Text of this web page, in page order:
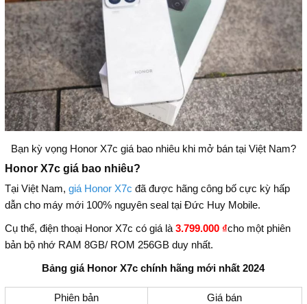
Bạn kỳ vọng Honor X7c giá bao nhiêu khi mở bán tại Việt Nam?
Honor X7c giá bao nhiêu?
Tại Việt Nam, giá Honor X7c đã được hãng công bố cực kỳ hấp
dẫn cho máy mới 100% nguyên seal tại Đức Huy Mobile.
Cụ thể, điện thoại Honor X7c có giá là 3.799.000 ₫cho một phiên
bản bộ nhớ RAM 8GB/ ROM 256GB duy nhất.
Bảng giá Honor X7c chính hãng mới nhất 2024
Phiên bản
Giá bán